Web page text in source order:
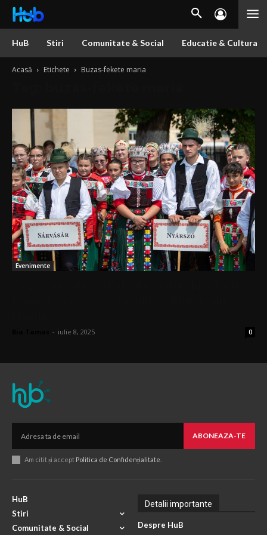
HuB Stiri Comunitate & Social Educatie & Cultura
Acasă Etichete Buzas-fekete maria
Evenimente
- iulie 8, 2025 0
ABONEAZA-TE
Am citit și accept Politica de Confidențialitate
HuB
Stiri
Comunitate & Social
Detalii importante
Despre HuB